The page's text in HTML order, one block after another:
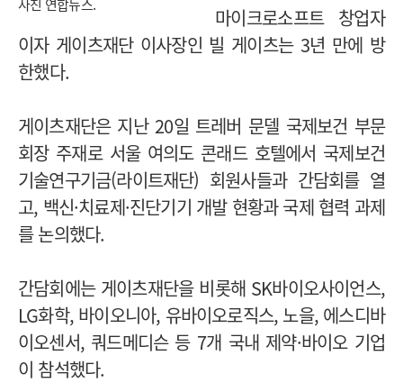
사진 연합뉴스.
마이크로소프트 창업자
이자 게이츠재단 이사장인 빌 게이츠는 3년 만에 방
한했다.
게이츠재단은 지난 20일 트레버 문델 국제보건 부문
회장 주재로 서울 여의도 콘래드 호텔에서 국제보건
기술연구기금(라이트재단) 회원사들과 간담회를 열
고, 백신·치료제·진단기기 개발 현황과 국제 협력 과제
를 논의했다.
간담회에는 게이츠재단을 비롯해 SK바이오사이언스,
LG화학, 바이오니아, 유바이오로직스, 노을, 에스디바
이오센서, 쿼드메디슨 등 7개 국내 제약·바이오 기업
이 참석했다.